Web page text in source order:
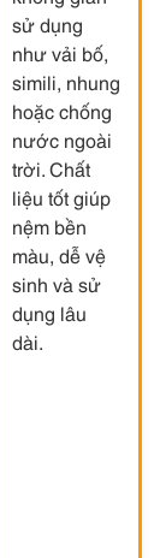
sử dụng
như vải bố,
simili, nhung
hoặc chống
nước ngoài
trời. Chất
liệu tốt giúp
nệm bền
màu, dễ vệ
sinh và sử
dụng lâu
dài.